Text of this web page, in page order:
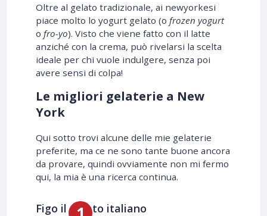
Oltre al gelato tradizionale, ai newyorkesi
piace molto lo yogurt gelato (o frozen yogurt
o fro-yo). Visto che viene fatto con il latte
anziché con la crema, può rivelarsi la scelta
ideale per chi vuole indulgere, senza poi
avere sensi di colpa!
Le migliori gelaterie a New
York
Qui sotto trovi alcune delle mie gelaterie
preferite, ma ce ne sono tante buone ancora
da provare, quindi ovviamente non mi fermo
qui, la mia è una ricerca continua.
Figo il gelato italiano